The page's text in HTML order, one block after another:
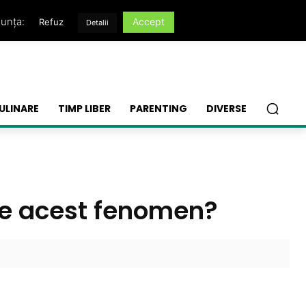
TIMP LIBER PARENTING DIVERSE
acest fenomen?
Refuz Detalii Accept